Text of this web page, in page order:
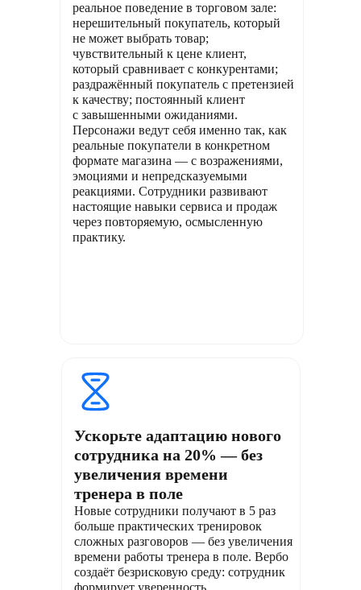
Ускорьте адаптацию нового
сотрудника на 20% — без
увеличения времени
тренера в поле
Новые сотрудники получают в 5 раз
больше практических тренировок
сложных разговоров — без увеличения
времени работы тренера в поле. Вербо
создаёт безрисковую среду: сотрудник
формирует уверенность
реальное поведение в торговом зале:
нерешительный покупатель, который
не может выбрать товар;
чувствительный к цене клиент,
который сравнивает с конкурентами;
раздражённый покупатель с претензией
к качеству; постоянный клиент
с завышенными ожиданиями.
Персонажи ведут себя именно так, как
реальные покупатели в конкретном
формате магазина — с возражениями,
эмоциями и непредсказуемыми
реакциями. Сотрудники развивают
настоящие навыки сервиса и продаж
через повторяемую, осмысленную
практику.